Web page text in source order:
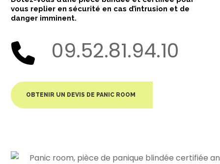
vous replier en sécurité en cas d’intrusion et de
danger imminent.
09.52.81.94.10
OBTENIR UN DEVIS DE PANIC ROOM